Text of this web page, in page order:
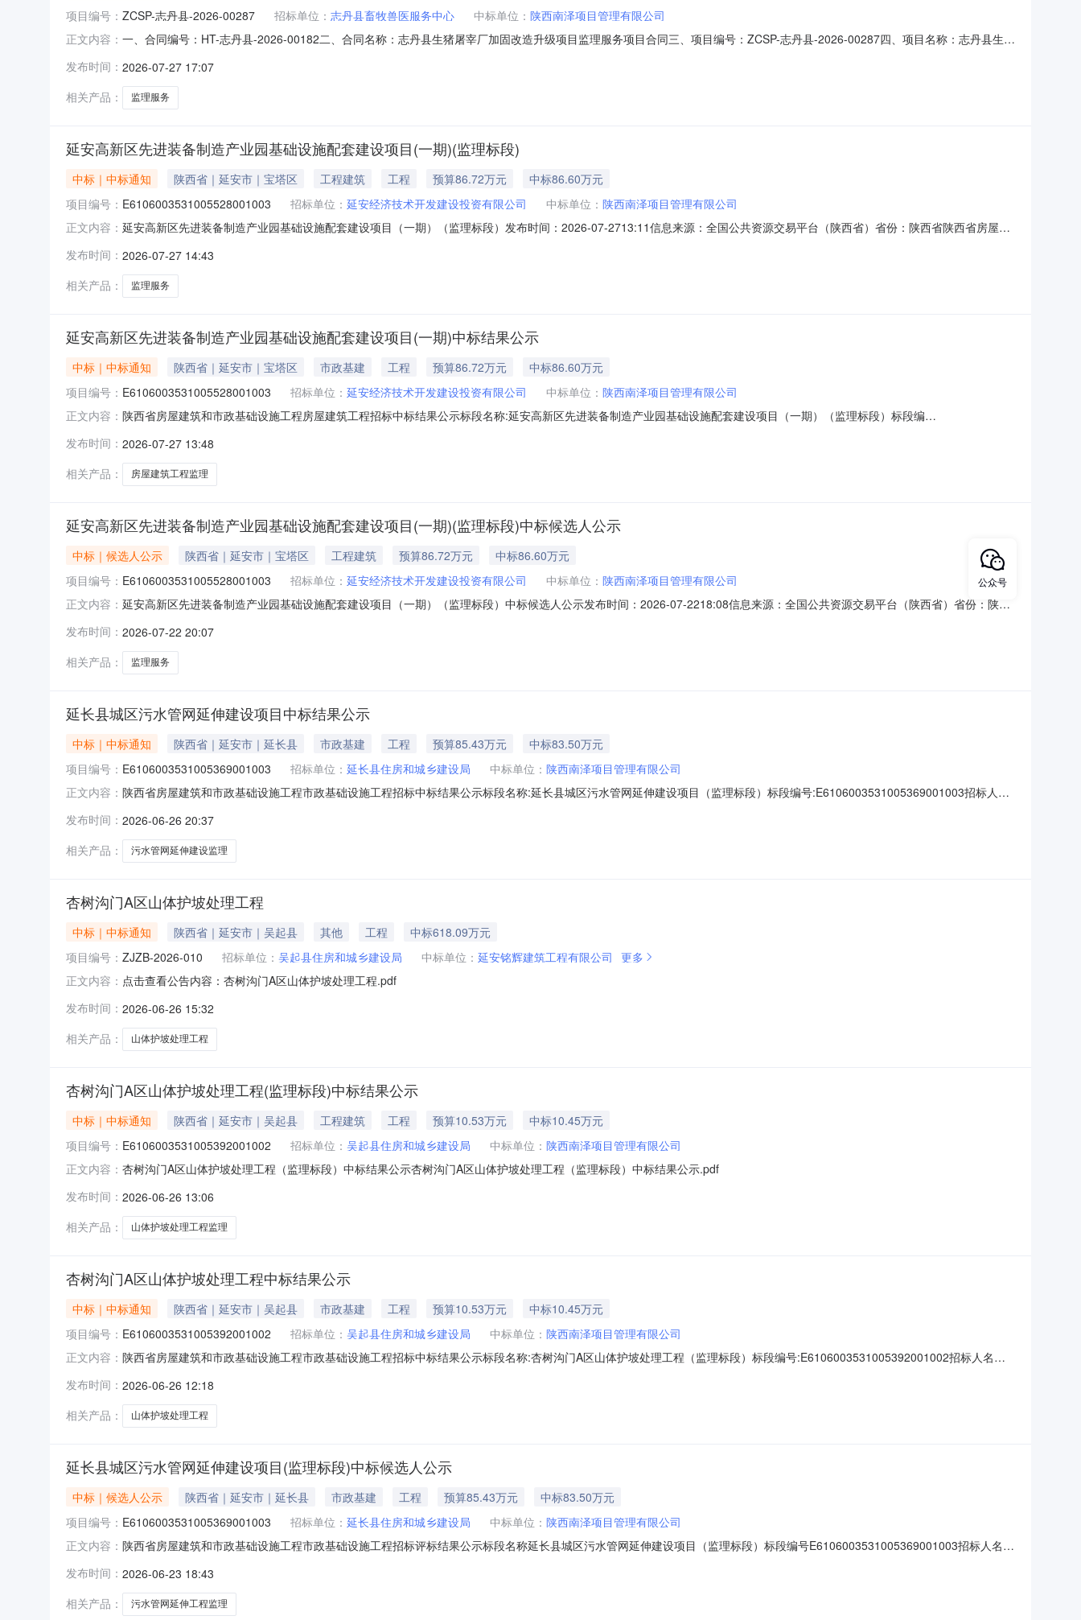
项目编号： ZCSP-志丹县-2026-00287 招标单位： 志丹县畜牧兽医服务中心 中标单位： 陕西南泽项目管理有限公司
正文内容： 一、合同编号：HT-志丹县-2026-00182二、合同名称：志丹县生猪屠宰厂加固改造升级项目监理服务项目合同三、项目编号：ZCSP-志丹县-2026-00287四、项目名称：志丹县生猪
司地址：陕西省延安市宝塔区桥沟联系方式：17309110223六、合同主要信息主要标的：序号名称数量(单位)单价(元)总价(元)规格型号/服务要求1监理1(项)
发布时间： 2026-07-27 17:07
相关产品：
监理服务
延安高新区先进装备制造产业园基础设施配套建设项目(一期)(监理标段)
中标｜中标通知 陕西省｜延安市｜宝塔区 工程建筑 工程 预算86.72万元
中标86.60万元
项目编号： E6106003531005528001003 招标单位： 延安经济技术开发建设投资有限公司 中标单位： 陕西南泽项目管理有限公司
正文内容： 延安高新区先进装备制造产业园基础设施配套建设项目（一期）（监理标段）发布时间：2026-07-2713:11信息来源：全国公共资源交易平台（陕西省）省份：陕西省陕西省房屋建
号:E6106003531005528001003招标人名称:延安经济技术开发建设投资有限公司招标代理机构名称:陕西翎海项目管理有限公司联系人姓名齐敏联系电话17609211914开标时间
2026-07-22开标地点
发布时间： 2026-07-27 14:43
相关产品：
监理服务
延安高新区先进装备制造产业园基础设施配套建设项目(一期)中标结果公示
中标｜中标通知 陕西省｜延安市｜宝塔区 市政基建 工程 预算86.72万元
中标86.60万元
项目编号： E6106003531005528001003 招标单位： 延安经济技术开发建设投资有限公司 中标单位： 陕西南泽项目管理有限公司
正文内容： 陕西省房屋建筑和市政基础设施工程房屋建筑工程招标中标结果公示标段名称:延安高新区先进装备制造产业园基础设施配套建设项目（一期）（监理标段）标段编
2026-07-22开标地点开标2室（工程专用）工期180最高限价(元)867200中标结果排序中标候选人拟定项目负责人姓名和注册证书编号中标价1陕西南泽项目管理有限公司常绍文
610147
发布时间： 2026-07-27 13:48
相关产品：
房屋建筑工程监理
延安高新区先进装备制造产业园基础设施配套建设项目(一期)(监理标段)中标候选人公示
中标｜候选人公示 陕西省｜延安市｜宝塔区 工程建筑 预算86.72万元
中标86.60万元
项目编号： E6106003531005528001003 招标单位： 延安经济技术开发建设投资有限公司 中标单位： 陕西南泽项目管理有限公司
正文内容： 延安高新区先进装备制造产业园基础设施配套建设项目（一期）（监理标段）中标候选人公示发布时间：2026-07-2218:08信息来源：全国公共资源交易平台（陕西省）省份：陕西
E6106003531005528001003招标人名称延安经济技术开发建设投资有限公司招标代理机构名称陕西翎海项目管理有限公司联系人姓名齐敏联系电话17609211914开标时间2026年
07月22日
发布时间： 2026-07-22 20:07
相关产品：
监理服务
延长县城区污水管网延伸建设项目中标结果公示
中标｜中标通知 陕西省｜延安市｜延长县 市政基建 工程 预算85.43万元
中标83.50万元
项目编号： E6106003531005369001003 招标单位： 延长县住房和城乡建设局 中标单位： 陕西南泽项目管理有限公司
正文内容： 陕西省房屋建筑和市政基础设施工程市政基础设施工程招标中标结果公示标段名称:延长县城区污水管网延伸建设项目（监理标段）标段编号:E6106003531005369001003招标人名
(元)854330中标结果排序中标候选人拟定项目负责人姓名和注册证书编号中标价1陕西南泽项目管理有限公司黄蕾61017699835000公示开始时间2026-0
发布时间： 2026-06-26 20:37
相关产品：
污水管网延伸建设监理
杏树沟门A区山体护坡处理工程
中标｜中标通知 陕西省｜延安市｜吴起县 其他 工程
中标618.09万元
项目编号： ZJZB-2026-010 招标单位： 吴起县住房和城乡建设局 中标单位： 延安铭辉建筑工程有限公司 更多
正文内容： 点击查看公告内容：杏树沟门A区山体护坡处理工程.pdf
发布时间： 2026-06-26 15:32
相关产品：
山体护坡处理工程
杏树沟门A区山体护坡处理工程(监理标段)中标结果公示
中标｜中标通知 陕西省｜延安市｜吴起县 工程建筑 工程 预算10.53万元
中标10.45万元
项目编号： E6106003531005392001002 招标单位： 吴起县住房和城乡建设局 中标单位： 陕西南泽项目管理有限公司
正文内容： 杏树沟门A区山体护坡处理工程（监理标段）中标结果公示杏树沟门A区山体护坡处理工程（监理标段）中标结果公示.pdf
发布时间： 2026-06-26 13:06
相关产品：
山体护坡处理工程监理
杏树沟门A区山体护坡处理工程中标结果公示
中标｜中标通知 陕西省｜延安市｜吴起县 市政基建 工程 预算10.53万元
中标10.45万元
项目编号： E6106003531005392001002 招标单位： 吴起县住房和城乡建设局 中标单位： 陕西南泽项目管理有限公司
正文内容： 陕西省房屋建筑和市政基础设施工程市政基础设施工程招标中标结果公示标段名称:杏树沟门A区山体护坡处理工程（监理标段）标段编号:E6106003531005392001002招标人名称:
标结果排序中标候选人拟定项目负责人姓名和注册证书编号中标价1陕西南泽项目管理有限公司郑翠英33000907104500公示开始时间2026-06-
发布时间： 2026-06-26 12:18
相关产品：
山体护坡处理工程
延长县城区污水管网延伸建设项目(监理标段)中标候选人公示
中标｜候选人公示 陕西省｜延安市｜延长县 市政基建 工程 预算85.43万元
中标83.50万元
项目编号： E6106003531005369001003 招标单位： 延长县住房和城乡建设局 中标单位： 陕西南泽项目管理有限公司
正文内容： 陕西省房屋建筑和市政基础设施工程市政基础设施工程招标评标结果公示标段名称延长县城区污水管网延伸建设项目（监理标段）标段编号E6106003531005369001003招标人名称
(元)854330.000评标结果排序中标候选人拟定项目负责人姓名和注册证书编号中标价1陕西南泽项目管理有限公司黄蕾61017699835000.0002延安恒兴工程
发布时间： 2026-06-23 18:43
相关产品：
污水管网延伸工程监理
公众号